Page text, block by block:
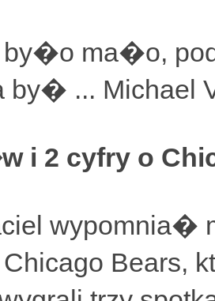
by�o ma�o,
by� ... Michael
i 2 cyfry o
wypomnia�
Bears,